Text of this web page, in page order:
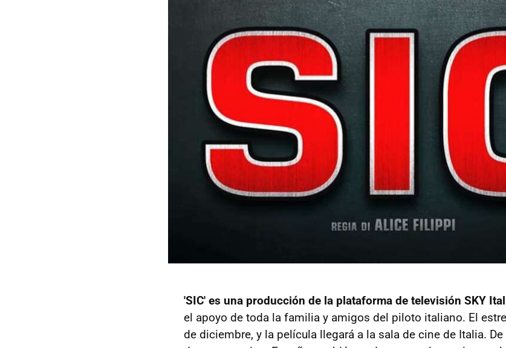
'SIC' es una producción de la plataforma de televisión SKY
el apoyo de toda la familia y amigos del piloto italiano. El
de diciembre, y la película llegará a la sala de cine de Italia.